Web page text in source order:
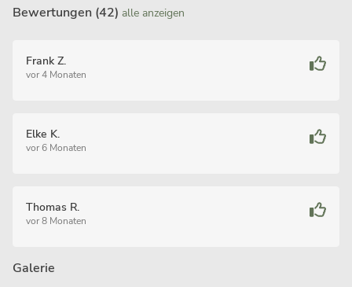
Bewertungen (42) alle anzeigen
Frank Z.
vor 4 Monaten
Elke K.
vor 6 Monaten
Thomas R.
vor 8 Monaten
Galerie